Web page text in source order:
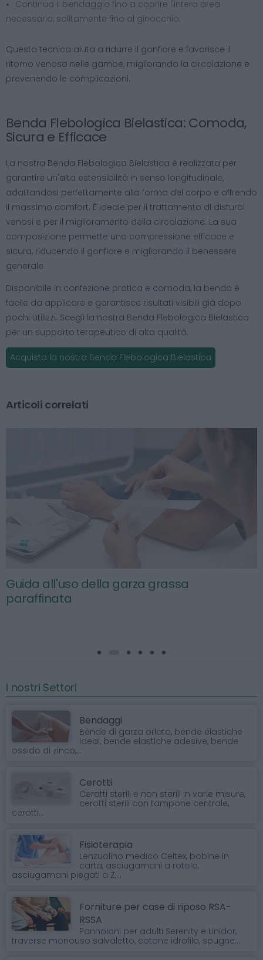
Continua il bendaggio fino a coprire l'intera area
necessaria, solitamente fino al ginocchio.
Questa tecnica aiuta a ridurre il gonfiore e favorisce il
ritorno venoso nelle gambe, migliorando la circolazione e
prevenendo le complicazioni.
Benda Flebologica Bielastica: Comoda,
Sicura e Efficace
La nostra Benda Flebologica Bielastica è realizzata per
garantire un'alta estensibilità in senso longitudinale,
adattandosi perfettamente alla forma del corpo e offrendo
il massimo comfort. È ideale per il trattamento di disturbi
venosi e per il miglioramento della circolazione. La sua
composizione permette una compressione efficace e
sicura, riducendo il gonfiore e migliorando il benessere
generale.
Disponibile in confezione pratica e comoda, la benda è
facile da applicare e garantisce risultati visibili già dopo
pochi utilizzi. Scegli la nostra Benda Flebologica Bielastica
per un supporto terapeutico di alta qualità.
Acquista la nostra Benda Flebologica Bielastica
Articoli correlati
Guida all'uso della garza grassa
paraffinata
I nostri Settori
Bendaggi
Bende di garza orlata, bende elastiche
Ideal, bende elastiche adesive, bende
ossido di zinco,...
Cerotti
Cerotti sterili e non sterili in varie misure,
cerotti sterili con tampone centrale,
cerotti...
Fisioterapia
Lenzuolino medico Celtex, bobine in
carta, asciugamani a rotolo,
asciugamani piegati a Z,...
Forniture per case di riposo RSA-
RSSA
Pannoloni per adulti Serenity e Linidor,
traverse monouso salvaletto, cotone idrofilo, spugne...